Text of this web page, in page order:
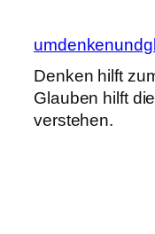
Inhalt
Denken hilft
Glauben hilft
verstehen.